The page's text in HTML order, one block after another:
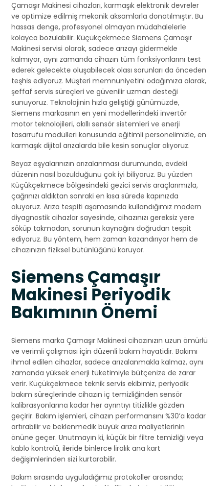
Çamaşır Makinesi cihazları, karmaşık elektronik devreler
ve optimize edilmiş mekanik aksamlarla donatılmıştır. Bu
hassas denge, profesyonel olmayan müdahalelerle
kolayca bozulabilir. Küçükçekmece Siemens Çamaşır
Makinesi servisi olarak, sadece arızayı gidermekle
kalmıyor, aynı zamanda cihazın tüm fonksiyonlarını test
ederek gelecekte oluşabilecek olası sorunları da önceden
teşhis ediyoruz. Müşteri memnuniyetini odağımıza alarak,
şeffaf servis süreçleri ve güvenilir uzman desteği
sunuyoruz. Teknolojinin hızla geliştiği günümüzde,
Siemens markasının en yeni modellerindeki invertör
motor teknolojileri, akıllı sensör sistemleri ve enerji
tasarrufu modülleri konusunda eğitimli personelimizle, en
karmaşık dijital arızalarda bile kesin sonuçlar alıyoruz.
Beyaz eşyalarınızın arızalanması durumunda, evdeki
düzenin nasıl bozulduğunu çok iyi biliyoruz. Bu yüzden
Küçükçekmece bölgesindeki gezici servis araçlarımızla,
çağrınızı aldıktan sonraki en kısa sürede kapınızda
oluyoruz. Arıza tespiti aşamasında kullandığımız modern
diyagnostik cihazlar sayesinde, cihazınızı gereksiz yere
söküp takmadan, sorunun kaynağını doğrudan tespit
ediyoruz. Bu yöntem, hem zaman kazandırıyor hem de
cihazınızın fiziksel bütünlüğünü koruyor.
Siemens Çamaşır
Makinesi Periyodik
Bakımının Önemi
Siemens marka Çamaşır Makinesi cihazınızın uzun ömürlü
ve verimli çalışması için düzenli bakım hayatidir. Bakımı
ihmal edilen cihazlar, sadece arızalanmakla kalmaz, aynı
zamanda yüksek enerji tüketimiyle bütçenize de zarar
verir. Küçükçekmece teknik servis ekibimiz, periyodik
bakım süreçlerinde cihazın iç temizliğinden sensör
kalibrasyonlarına kadar her ayrıntıyı titizlikle gözden
geçirir. Bakım işlemleri, cihazın performansını %30’a kadar
artırabilir ve beklenmedik büyük arıza maliyetlerinin
önüne geçer. Unutmayın ki, küçük bir filtre temizliği veya
kablo kontrolü, ileride binlerce liralık ana kart
değişimlerinden sizi kurtarabilir.
Bakım sırasında uyguladığımız protokoller arasında;